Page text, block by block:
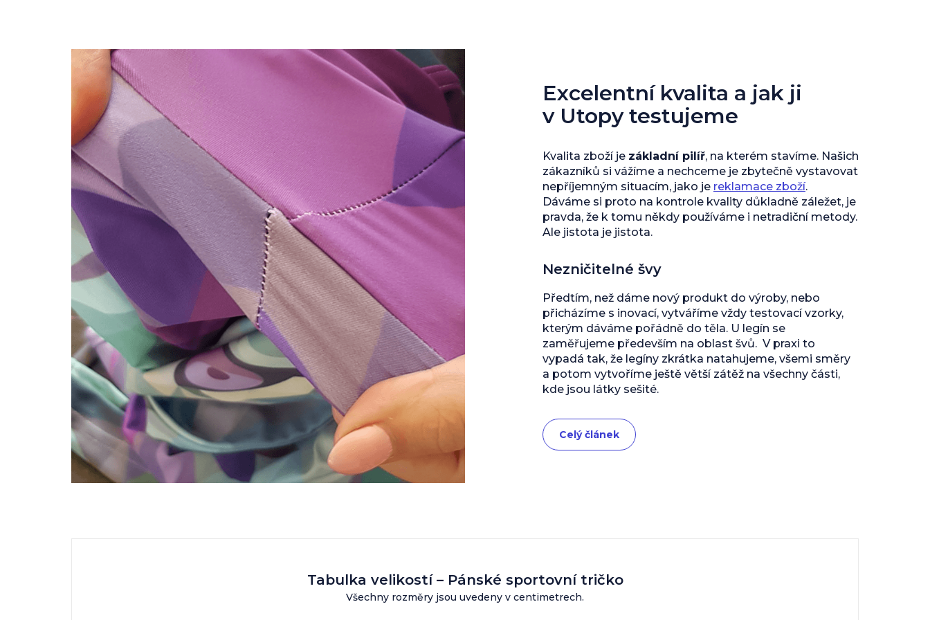
Tabulka velikostí – Pánské sportovní tričko
Všechny rozměry jsou uvedeny v centimetrech.
Excelentní kvalita a jak ji
v Utopy testujeme
Kvalita zboží je základní pilíř, na kterém stavíme. Našich
zákazníků si vážíme a nechceme je zbytečně vystavovat
nepříjemným situacím, jako je reklamace zboží.
Dáváme si proto na kontrole kvality důkladně záležet, je
pravda, že k tomu někdy používáme i netradiční metody.
Ale jistota je jistota.
Nezničitelné švy
Předtím, než dáme nový produkt do výroby, nebo
přicházíme s inovací, vytváříme vždy testovací vzorky,
kterým dáváme pořádně do těla. U legín se
zaměřujeme především na oblast švů. V praxi to
vypadá tak, že legíny zkrátka natahujeme, všemi směry
a potom vytvoříme ještě větší zátěž na všechny části,
kde jsou látky sešité.
Celý článek